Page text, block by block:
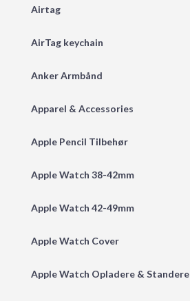
Airtag
AirTag keychain
Anker Armbånd
Apparel & Accessories
Apple Pencil Tilbehør
Apple Watch 38-42mm
Apple Watch 42-49mm
Apple Watch Cover
Apple Watch Opladere & Standere